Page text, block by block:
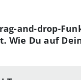
and-drop-
Wie Du auf